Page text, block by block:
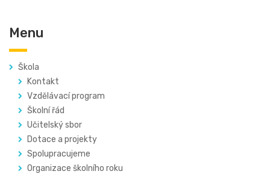
Menu
Škola
Kontakt
Vzdělávací program
Školní řád
Učitelský sbor
Dotace a projekty
Spolupracujeme
Organizace školního roku